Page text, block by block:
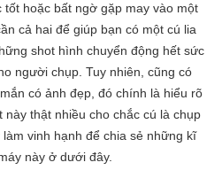
hoặc bất ngờ gặp may vào một
cả hai để giúp bạn có một cú lia
shot hình chuyển động hết sức
người chụp. Tuy nhiên, cũng có
có ảnh đẹp, đó chính là hiểu rõ
này thật nhiều cho chắc cú là chụp
vinh hạnh để chia sẻ những kĩ
này ở dưới đây.